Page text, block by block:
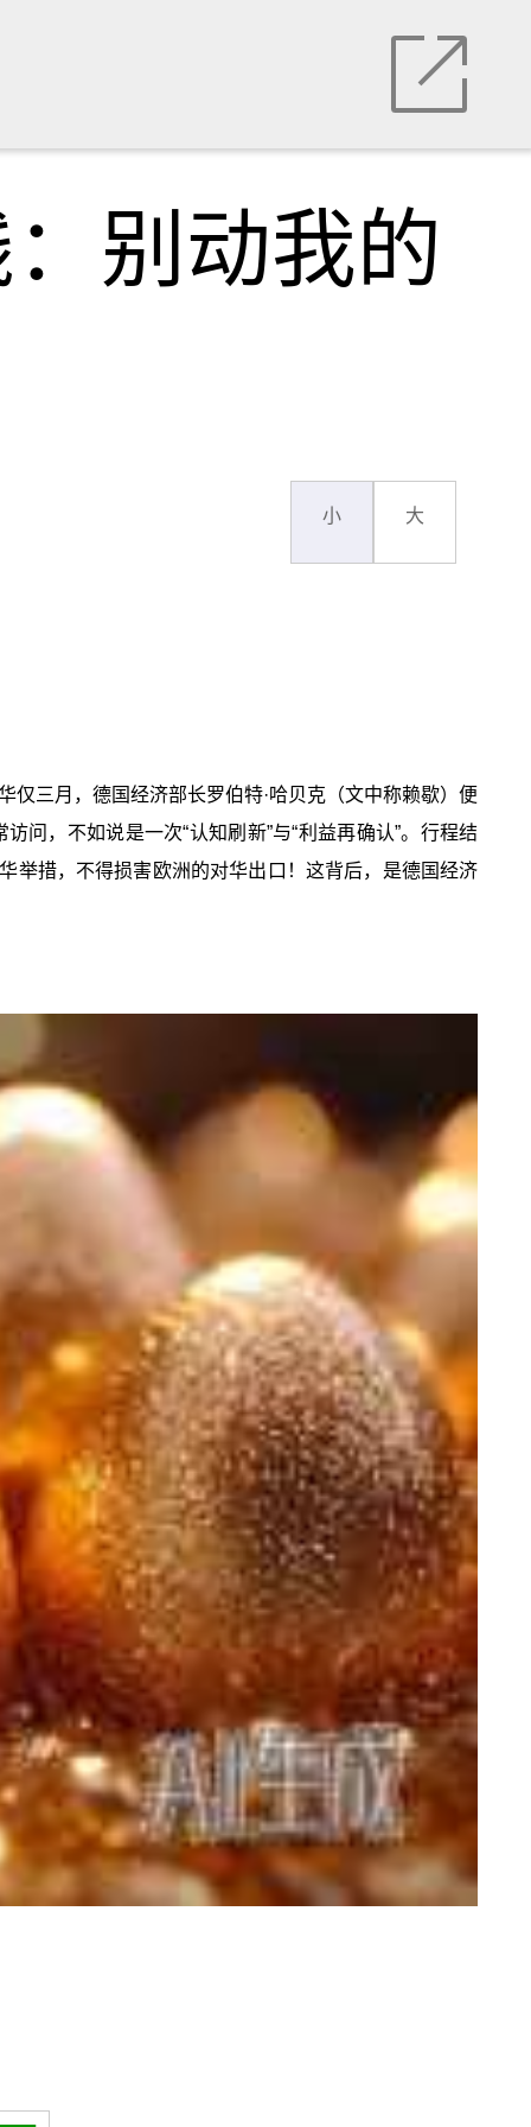
别动我的
小 大
三月，德国经济部长罗伯特·哈贝克（文中称赖歇）便
问，不如说是一次“认知刷新”与“利益再确认”。行程结
举措，不得损害欧洲的对华出口！这背后，是德国经济